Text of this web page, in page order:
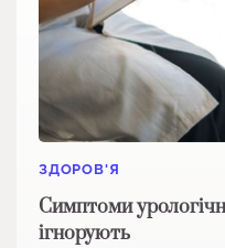
ЗДОРОВ'Я
Симптоми
ігнорують